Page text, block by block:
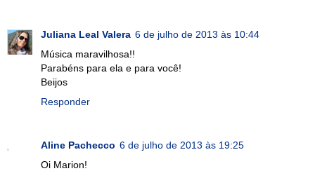
Juliana Leal Valera 6 de julho de 2013 às 10:44
Música maravilhosa!!
Parabéns para ela e para você!
Beijos
Responder
Aline Pachecco 6 de julho de 2013 às 19:25
Oi Marion!